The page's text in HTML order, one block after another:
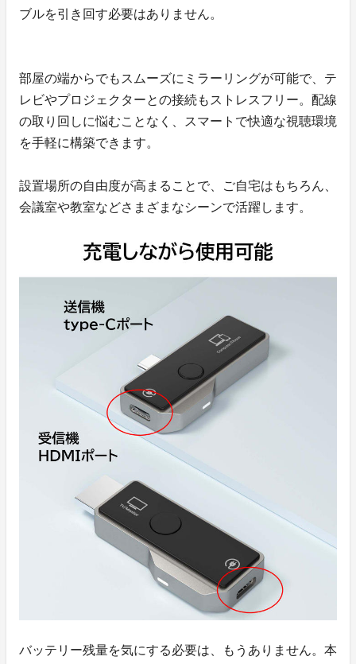
ブルを引き回す必要はありません。
部屋の端からでもスムーズにミラーリングが可能で、テ
レビやプロジェクターとの接続もストレスフリー。配線
の取り回しに悩むことなく、スマートで快適な視聴環境
を手軽に構築できます。
設置場所の自由度が高まることで、ご自宅はもちろん、
会議室や教室などさまざまなシーンで活躍します。
バッテリー残量を気にする必要は、もうありません。本